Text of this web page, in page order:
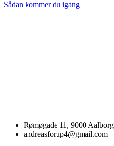
Sådan kommer du igang
Rømøgade 11, 9000 Aalborg
andreasforup4@gmail.com